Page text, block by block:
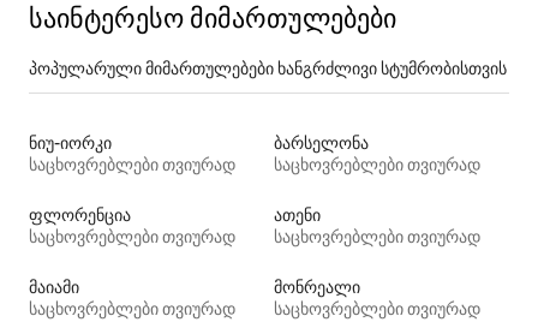
საინტერესო მიმართულებები
პოპულარული მიმართულებები ხანგრძლივი სტუმრობისთვის
ნიუ-იორკი
საცხოვრებლები თვიურად
ბარსელონა
საცხოვრებლები თვიურად
ფლორენცია
საცხოვრებლები თვიურად
ათენი
საცხოვრებლები თვიურად
მაიამი
საცხოვრებლები თვიურად
მონრეალი
საცხოვრებლები თვიურად